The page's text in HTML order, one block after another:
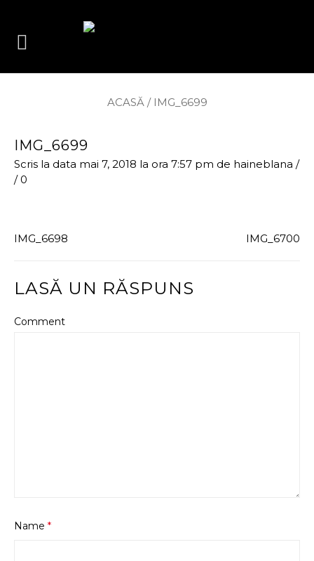
ACASĂ / IMG_6699
IMG_6699
Scris la data mai 7, 2018 la ora 7:57 pm de haineblana /
/0
IMG_6698 IMG_6700
LASĂ UN RĂSPUNS
Comment
Name *